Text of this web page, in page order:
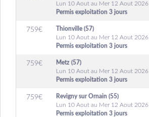
Lun 10 Aout au Mer 12 Aout 2026
Permis exploitation 3 jours
759€
Thionville (57)
Lun 10 Aout au Mer 12 Aout 2026
Permis exploitation 3 jours
759€
Metz (57)
Lun 10 Aout au Mer 12 Aout 2026
Permis exploitation 3 jours
759€
Revigny sur Ornain (55)
Lun 10 Aout au Mer 12 Aout 2026
Permis exploitation 3 jours